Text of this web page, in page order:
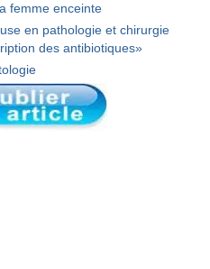
femme enceinte
en pathologie et chirurgie
des antibiotiques»